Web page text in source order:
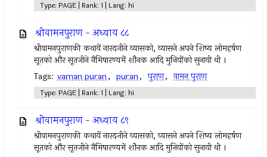
Type: PAGE | Rank: 1 | Lang: hi
श्रीवामनपुराण - अध्याय ८८
श्रीवामनपुराणकी कथायें नारदजीने व्यासको, व्यासने अपने शिष्य लोमहर्षण
सूतको और सूतजीने नैमिषारण्यमें शौनक आदि मुनियोंको सुनायी थी ।
Tags: vaman puran, puran, पुराण, वामन पुराण
Type: PAGE | Rank: 1 | Lang: hi
श्रीवामनपुराण - अध्याय ८९
श्रीवामनपुराणकी कथायें नारदजीने व्यासको, व्यासने अपने शिष्य लोमहर्षण
सूतको और सूतजीने नैमिषारण्यमें शौनक आदि मुनियोंको सुनायी थी ।